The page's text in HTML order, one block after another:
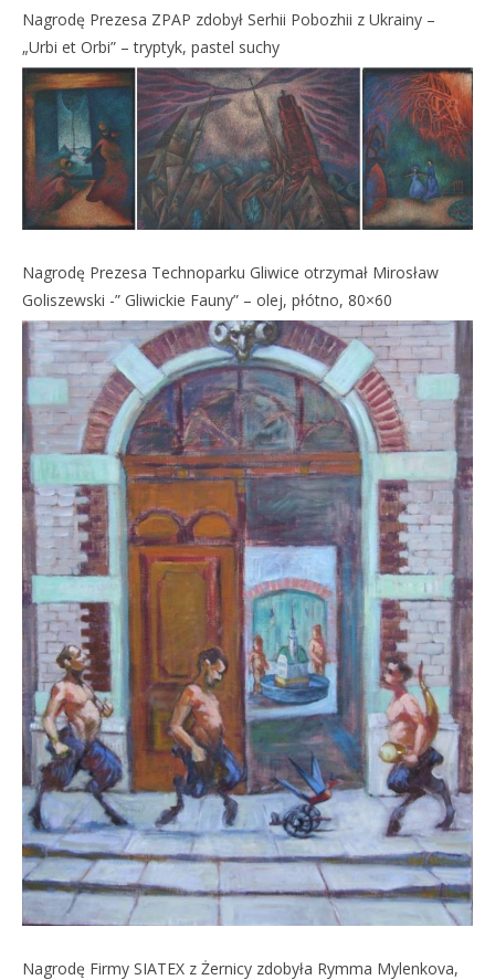
Nagrodę Prezesa ZPAP zdobył Serhii Pobozhii z Ukrainy –
„Urbi et Orbi” – tryptyk, pastel suchy
Nagrodę Prezesa Technoparku Gliwice otrzymał Mirosław
Goliszewski -” Gliwickie Fauny” – olej, płótno, 80×60
Nagrodę Firmy SIATEX z Żernicy zdobyła Rymma Mylenkova,